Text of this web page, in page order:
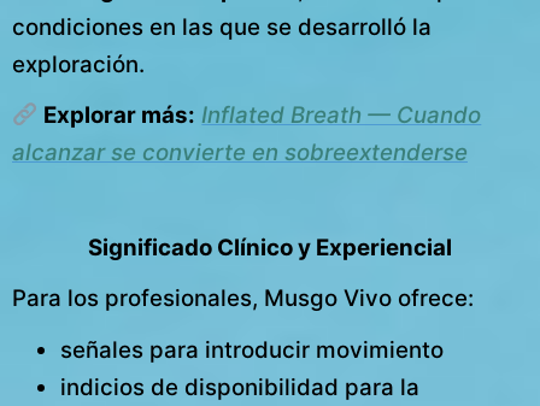
condiciones en las que se desarrolló la
exploración.
Explorar más: Inflated Breath — Cuando
alcanzar se convierte en sobreextenderse
Significado Clínico y Experiencial
Para los profesionales, Musgo Vivo ofrece:
señales para introducir movimiento
indicios de disponibilidad para la